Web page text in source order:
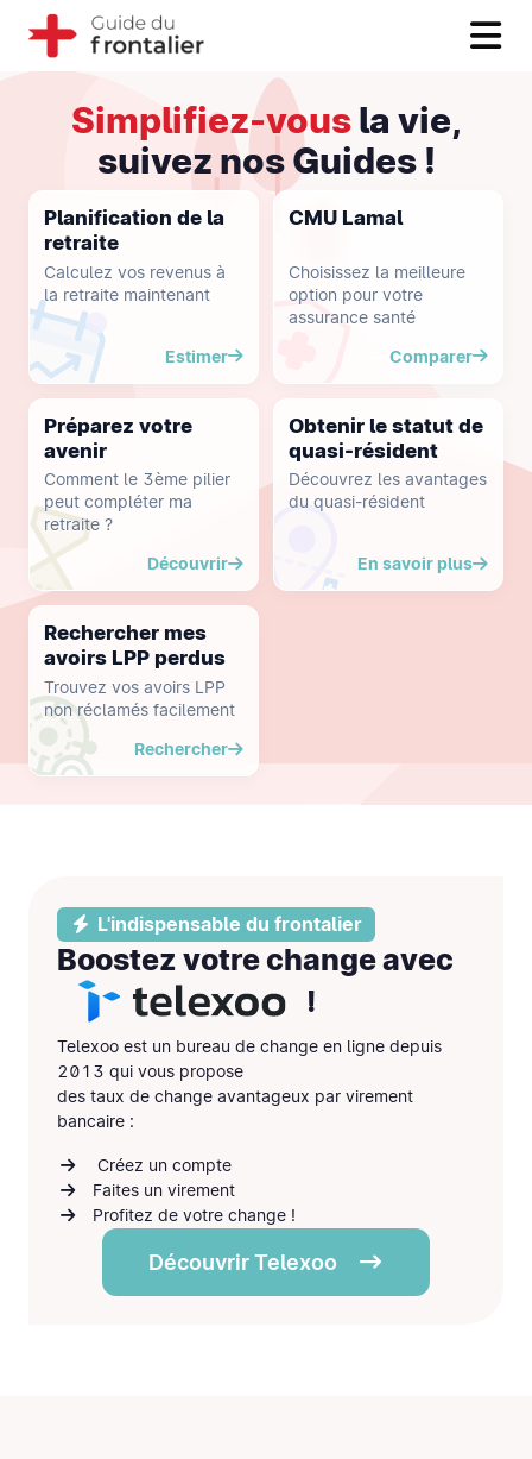
Simplifiez-vousla vie,
suivez nos Guides !
Planification de la
retraite
Calculez vos revenus à
la retraite maintenant
Estimer
CMU Lamal
Choisissez la meilleure
option pour votre
assurance santé
Comparer
Préparez votre
avenir
Comment le 3ème pilier
peut compléter ma
retraite ?
Découvrir
Obtenir le statut de
quasi-résident
Découvrez les avantages
du quasi-résident
En savoir plus
Rechercher mes
avoirs LPP perdus
Trouvez vos avoirs LPP
non réclamés facilement
Rechercher
L'indispensable du frontalier
Boostez votre change avec
!
Telexoo est un bureau de change en ligne depuis
2013 qui vous propose
des taux de change avantageux par virement
bancaire :
Créez un compte
Faites un virement
Profitez de votre change !
Découvrir Telexoo